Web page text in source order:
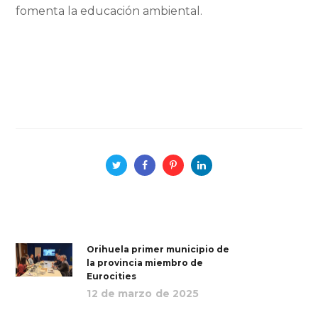
fomenta la educación ambiental.
Orihuela primer municipio de
la provincia miembro de
Eurocities
12 de marzo de 2025